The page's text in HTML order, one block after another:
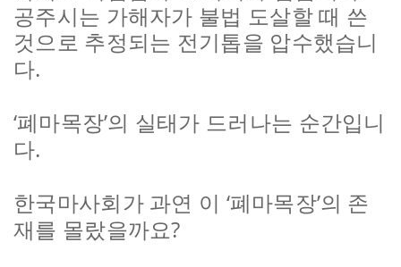
공주시는 가해자가 불법 도살할 때 쓴
것으로 추정되는 전기톱을 압수했습니
다.
‘폐마목장’의 실태가 드러나는 순간입니
다.
한국마사회가 과연 이 ‘폐마목장’의 존
재를 몰랐을까요?